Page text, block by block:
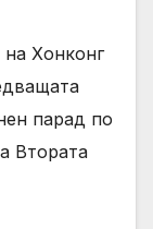
на Хонконг
парад по
Втората